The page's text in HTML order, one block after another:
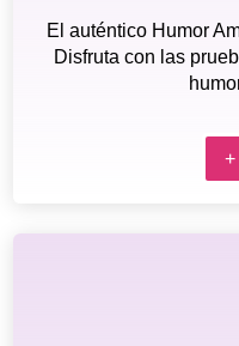
El auténtico Humor
Disfruta con las
+